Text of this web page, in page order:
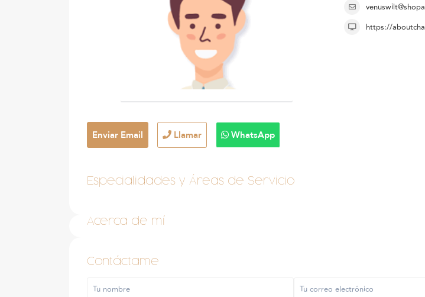
https://
Enviar Email Llamar WhatsApp
Especialidades y Áreas de Servicio
Acerca de mí
Contáctame